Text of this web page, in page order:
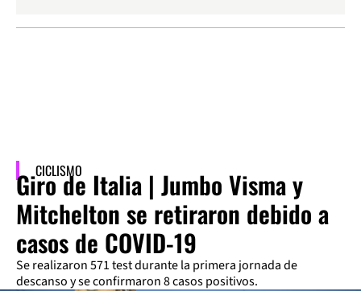
CICLISMO
Giro de Italia | Jumbo Visma y
Mitchelton se retiraron debido a
casos de COVID-19
Se realizaron 571 test durante la primera jornada de
descanso y se confirmaron 8 casos positivos.